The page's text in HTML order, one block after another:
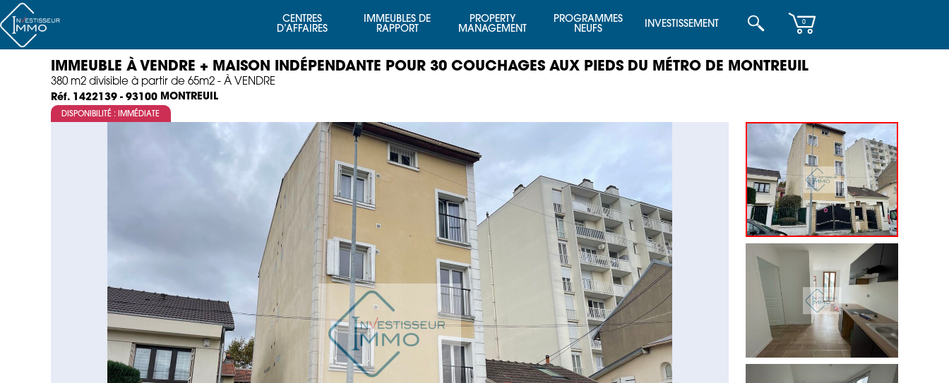
CENTRES
D’AFFAIRES
IMMEUBLES DE
RAPPORT
PROPERTY
MANAGEMENT
PROGRAMMES
NEUFS
INVESTISSEMENT 0
IMMEUBLE À VENDRE + MAISON INDÉPENDANTE POUR 30 COUCHAGES AUX PIEDS DU MÉTRO DE MONTREUIL
380 m2 divisible à partir de 65m2 - À VENDRE
Réf. 1422139 - 93100 MONTREUIL
DISPONIBILITÉ : IMMÉDIATE